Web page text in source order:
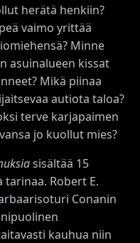
herätä henkiin?
vaimo yrittää
Minne
asuinalueen kissat
Mikä piinaa
autiota taloa?
terve karjapaimen
jo kuollut mies?
sisältää 15
Robert E.
Conanin
kauhua niin